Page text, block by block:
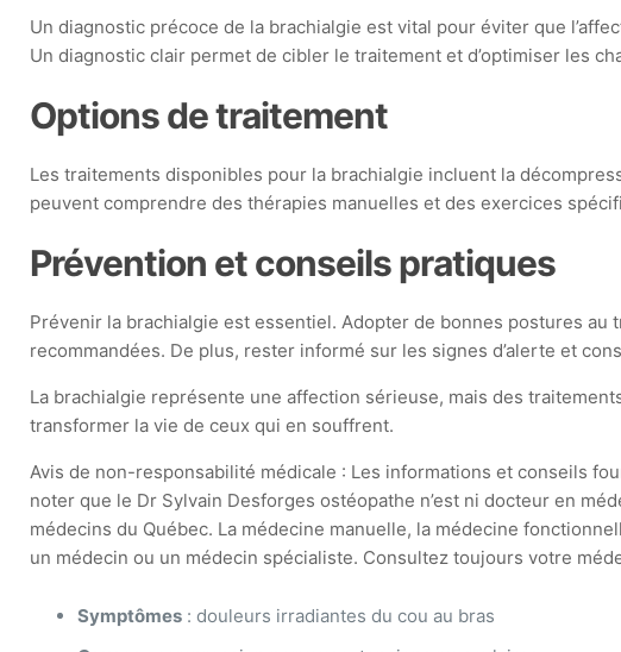
Un diagnostic précoce de la brachialgie est vital pour éviter que
Un diagnostic clair permet de cibler le traitement et d’optimiser les
Options de traitement
Les traitements disponibles pour la brachialgie incluent la
peuvent comprendre des thérapies manuelles et des exercices
Prévention et conseils pratiques
Prévenir la brachialgie est essentiel. Adopter de bonnes postures
recommandées. De plus, rester informé sur les signes d’alerte et
La brachialgie représente une affection sérieuse, mais des
transformer la vie de ceux qui en souffrent.
Avis de non-responsabilité médicale : Les informations et conseils
noter que le Dr Sylvain Desforges ostéopathe n’est ni docteur en
médecins du Québec. La médecine manuelle, la médecine
un médecin ou un médecin spécialiste. Consultez toujours votre
Symptômes : douleurs irradiantes du cou au bras